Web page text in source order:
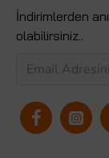
İndirimlerden
olabilirsiniz..